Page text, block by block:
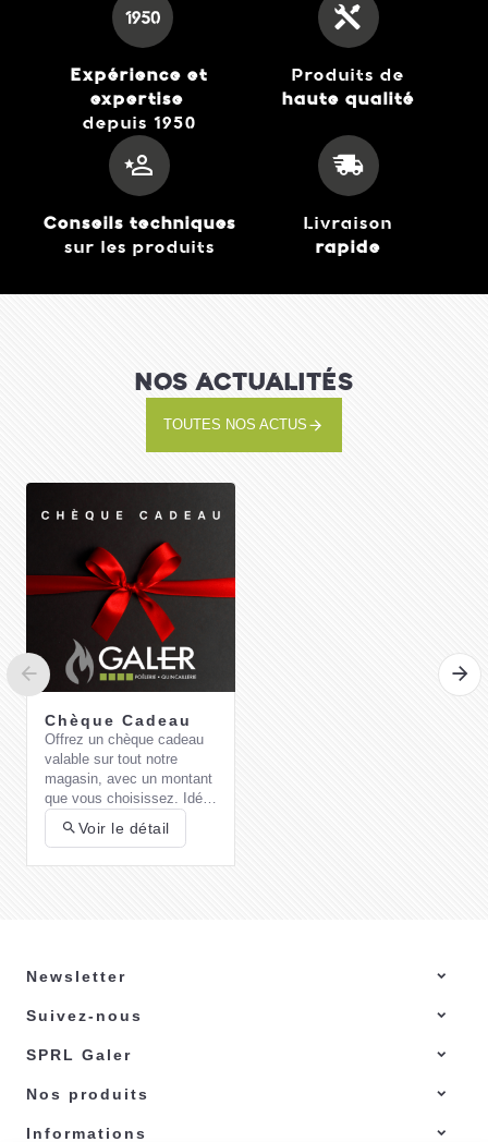
Wolf Garten- Balai
Universel Multistar Ui-
M+Zm140
Wolf Garten- Dresse-
27,95 €
J'achète
Wolf Garten-
Transplantoir Large
Wolf Lu2K
13,50 €
J'achète
Expérience et
expertise
depuis 1950
Produits de
haute qualité
Conseils techniques
sur les produits
Livraison
rapide
NOS ACTUALITÉS
TOUTES NOS ACTUS
Chèque Cadeau
Offrez un chèque cadeau
valable sur tout notre
magasin, avec un montant
que vous choisissez. Idéal
pour un cadeau pratique et
flexible !
Voir le détail
Comment choisir
gaz ?
Choisir un barbecue à gaz
préférences nécessite de
Newsletter
Suivez-nous
SPRL Galer
Nos produits
Informations